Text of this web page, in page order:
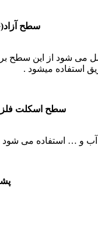
می شود از این سطح
استفاده میشود .
سطح اسکلت
آب و … استفاده می شود